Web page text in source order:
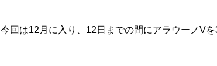
今回は12月に入り、12日までの間にアラウーノV